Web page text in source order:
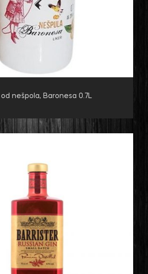
od nešpola, Baronesa 0.7L